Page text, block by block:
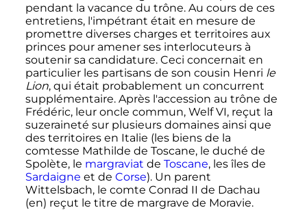
pendant la vacance du trône. Au cours de ces
entretiens, l'impétrant était en mesure de
promettre diverses charges et territoires aux
princes pour amener ses interlocuteurs à
soutenir sa candidature. Ceci concernait en
particulier les partisans de son cousin Henri le
Lion, qui était probablement un concurrent
supplémentaire. Après l'accession au trône de
Frédéric, leur oncle commun, WelfVI, reçut la
suzeraineté sur plusieurs domaines ainsi que
des territoires en Italie (les biens de la
comtesse Mathilde de Toscane, le duché de
Spolète, le margraviat de Toscane, les îles de
Sardaigne et de Corse). Un parent
Wittelsbach, le comte Conrad II de Dachau
(en) reçut le titre de margrave de Moravie.